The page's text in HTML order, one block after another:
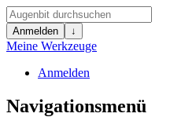
Anmelden ↓
Meine Werkzeuge
Anmelden
Navigationsmenü